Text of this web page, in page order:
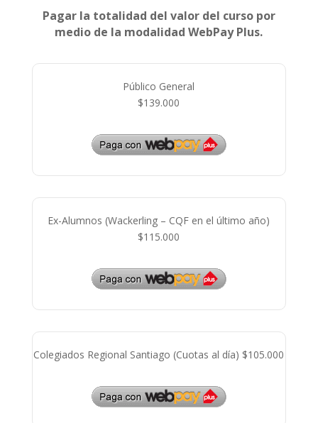
Pagar la totalidad del valor del curso por
medio de la modalidad WebPay Plus.
Público General
$139.000
Ex-Alumnos (Wackerling – CQF en el último año)
$115.000
Colegiados Regional Santiago (Cuotas al día) $105.000